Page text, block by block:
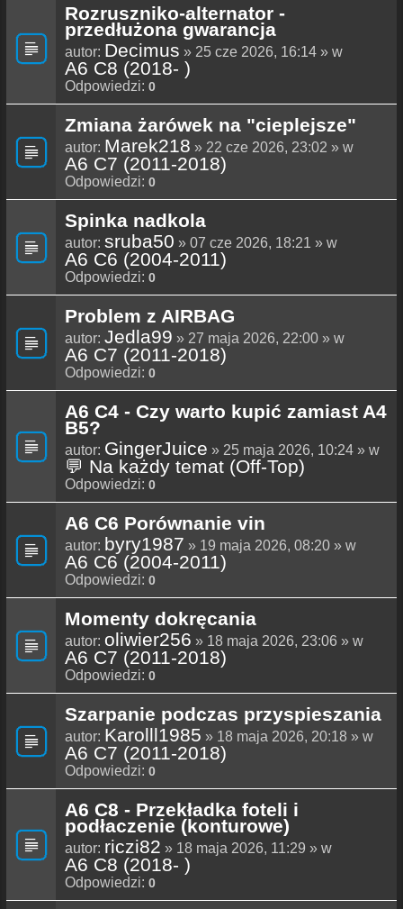
Rozruszniko-alternator -
przedłużona gwarancja
autor: Decimus » 25 cze 2026, 16:14 » w
A6 C8 (2018- )
Odpowiedzi: 0
Zmiana żarówek na "cieplejsze"
autor: Marek218 » 22 cze 2026, 23:02 » w
A6 C7 (2011-2018)
Odpowiedzi: 0
Spinka nadkola
autor: sruba50 » 07 cze 2026, 18:21 » w
A6 C6 (2004-2011)
Odpowiedzi: 0
Problem z AIRBAG
autor: Jedla99 » 27 maja 2026, 22:00 » w
A6 C7 (2011-2018)
Odpowiedzi: 0
A6 C4 - Czy warto kupić zamiast A4
B5?
autor: GingerJuice » 25 maja 2026, 10:24 » w
💬 Na każdy temat (Off-Top)
Odpowiedzi: 0
A6 C6 Porównanie vin
autor: byry1987 » 19 maja 2026, 08:20 » w
A6 C6 (2004-2011)
Odpowiedzi: 0
Momenty dokręcania
autor: oliwier256 » 18 maja 2026, 23:06 » w
A6 C7 (2011-2018)
Odpowiedzi: 0
Szarpanie podczas przyspieszania
autor: Karolll1985 » 18 maja 2026, 20:18 » w
A6 C7 (2011-2018)
Odpowiedzi: 0
A6 C8 - Przekładka foteli i
podłaczenie (konturowe)
autor: riczi82 » 18 maja 2026, 11:29 » w
A6 C8 (2018- )
Odpowiedzi: 0